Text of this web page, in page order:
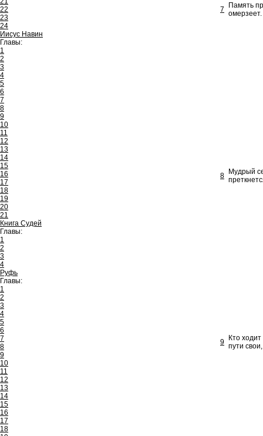
22
23
24
Иисус Навин
Главы:
1
2
3
4
5
6
7
8
9
10
11
12
13
14
15
16
17
18
19
20
21
Книга Судей
Главы:
1
2
3
4
Руфь
Главы:
1
2
3
4
5
6
7
8
9
10
11
12
13
14
15
16
17
18
7
Память
омерзеет.
8
Мудрый
9
Кто
пути